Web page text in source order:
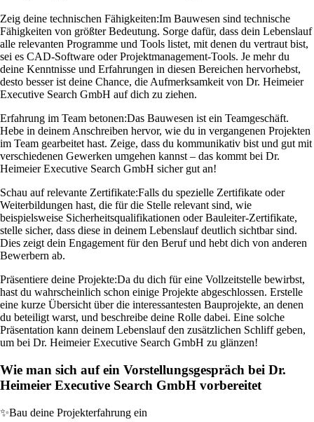
Zeig deine technischen Fähigkeiten:Im Bauwesen sind technische
Fähigkeiten von größter Bedeutung. Sorge dafür, dass dein Lebenslauf
alle relevanten Programme und Tools listet, mit denen du vertraut bist,
sei es CAD-Software oder Projektmanagement-Tools. Je mehr du
deine Kenntnisse und Erfahrungen in diesen Bereichen hervorhebst,
desto besser ist deine Chance, die Aufmerksamkeit von Dr. Heimeier
Executive Search GmbH auf dich zu ziehen.
Erfahrung im Team betonen:Das Bauwesen ist ein Teamgeschäft.
Hebe in deinem Anschreiben hervor, wie du in vergangenen Projekten
im Team gearbeitet hast. Zeige, dass du kommunikativ bist und gut mit
verschiedenen Gewerken umgehen kannst – das kommt bei Dr.
Heimeier Executive Search GmbH sicher gut an!
Schau auf relevante Zertifikate:Falls du spezielle Zertifikate oder
Weiterbildungen hast, die für die Stelle relevant sind, wie
beispielsweise Sicherheitsqualifikationen oder Bauleiter-Zertifikate,
stelle sicher, dass diese in deinem Lebenslauf deutlich sichtbar sind.
Dies zeigt dein Engagement für den Beruf und hebt dich von anderen
Bewerbern ab.
Präsentiere deine Projekte:Da du dich für eine Vollzeitstelle bewirbst,
hast du wahrscheinlich schon einige Projekte abgeschlossen. Erstelle
eine kurze Übersicht über die interessantesten Bauprojekte, an denen
du beteiligt warst, und beschreibe deine Rolle dabei. Eine solche
Präsentation kann deinem Lebenslauf den zusätzlichen Schliff geben,
um bei Dr. Heimeier Executive Search GmbH zu glänzen!
Wie man sich auf ein Vorstellungsgespräch bei Dr.
Heimeier Executive Search GmbH vorbereitet
✨Bau deine Projekterfahrung ein